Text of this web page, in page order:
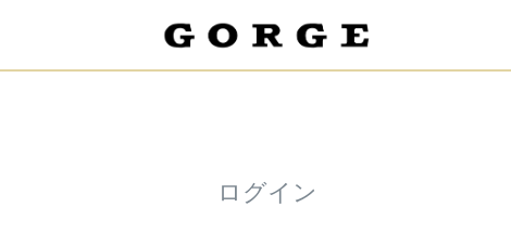
ログイン